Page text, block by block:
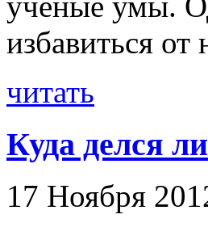
избавиться от
читать
Куда делся
17 Ноября